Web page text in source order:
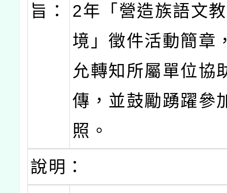
旨：
2年「營造族語文
境」徵件活動簡章
允轉知所屬單位協
傳，並鼓勵踴躍參
照。
說明：